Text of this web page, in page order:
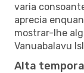
varia
aprecia
mostrar-lhe
Vanuabalavu
Alta